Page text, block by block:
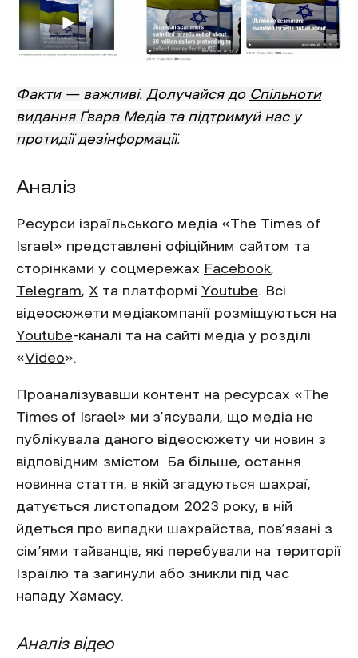
Факти — важливі. Долучайся до Спільноти
видання Ґвара Медіа та підтримуй нас у
протидії дезінформації.
Аналіз
Ресурси ізраїльського медіа «The Times of
Israel» представлені офіційним сайтом та
сторінками у соцмережах Facebook,
Telegram, X та платформі Youtube. Всі
відеосюжети медіакомпанії розміщуються на
Youtube-каналі та на сайті медіа у розділі
«Video».
Проаналізувавши контент на ресурсах «The
Times of Israel» ми з’ясували, що медіа не
публікувала даного відеосюжету чи новин з
відповідним змістом. Ба більше, остання
новинна стаття, в якій згадуються шахраї,
датується листопадом 2023 року, в ній
йдеться про випадки шахрайства, пов’язані з
сім’ями тайванців, які перебували на території
Ізраїлю та загинули або зникли під час
нападу Хамасу.
Аналіз відео